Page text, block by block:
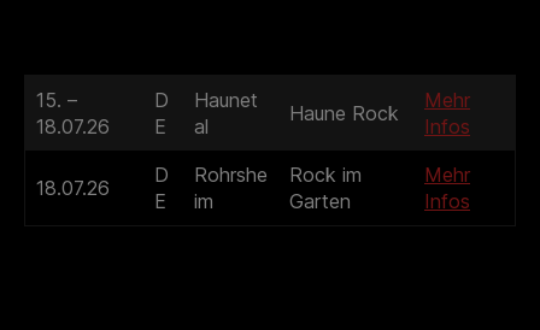
15. –
18.07.26
D
E
Haunet
al
Haune Rock
Mehr
Infos
18.07.26
D
E
Rohrshe
im
Rock im
Garten
Mehr
Infos